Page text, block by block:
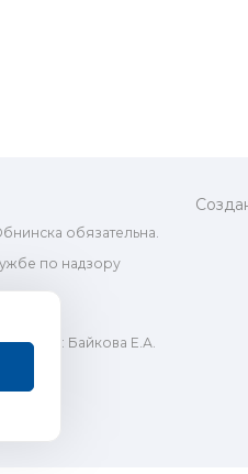
обязательна.
по надзору
Байкова Е.А.